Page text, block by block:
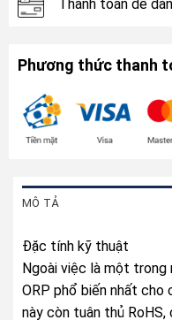
Thanh toán dễ
Phương thức thanh
MÔ TẢ
Đặc tính kỹ thuật
Ngoài việc là một
ORP phổ biến nhất cho
này còn tuân thủ